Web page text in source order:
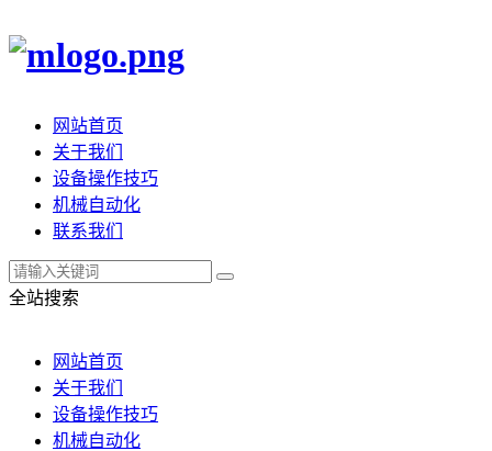
网站首页
关于我们
设备操作技巧
机械自动化
联系我们
全站搜索
网站首页
关于我们
设备操作技巧
机械自动化